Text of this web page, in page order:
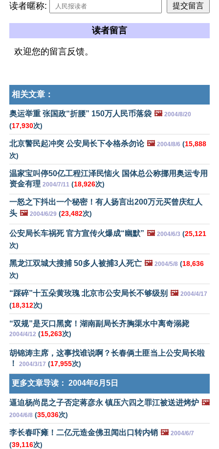
读者暱称:
读者留言
欢迎您的留言反馈。
相关文章：
奥运举重 张国政“折腰” 150万人民币落袋 🖼️ 2004/8/20
(17,930次)
北京警民起冲突 公安局长下令格杀勿论 🖼️ 2004/8/6 (15,888
次)
温家宝叫停50亿工程江泽民恼火 国体总公称挪用奥运专用
资金有理 2004/7/11 (18,926次)
一怒之下抖出一个秘密！有人扬言出200万元买曾庆红人
头 🖼️ 2004/6/29 (23,482次)
公安局长车祸死 官方宣传火爆成“幽默” 🖼️ 2004/6/3 (25,121
次)
黑龙江双城大搜捕 50多人被捕3人死亡 🖼️ 2004/5/8 (18,636
次)
“踩碎”十五朵黄玫瑰 北京市公安局长不够级别 🖼️ 2004/4/17
(18,312次)
“双规”是灭口黑窝！湖南副局长齐胸渠水中离奇溺毙
2004/4/12 (15,263次)
胡锦涛主席，这事找谁说啊？长春俩土匪当上公安局长啦
！
2004/3/17 (17,955次)
更多文章导读： 2004年6月5日
逼迫杨尚昆之子否定蒋彦永 镇压六四之罪江被送进烤炉 🖼️
2004/6/8 (35,036次)
李长春吓瘫！二亿元造金佛丑闻出口转内销 🖼️ 2004/6/7
(39,116次)